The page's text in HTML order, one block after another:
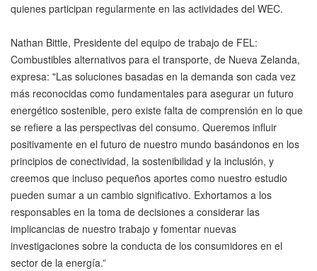
quienes participan regularmente en las actividades del WEC.
Nathan Bittle, Presidente del equipo de trabajo de FEL:
Combustibles alternativos para el transporte, de Nueva Zelanda,
expresa: "Las soluciones basadas en la demanda son cada vez
más reconocidas como fundamentales para asegurar un futuro
energético sostenible, pero existe falta de comprensión en lo que
se refiere a las perspectivas del consumo. Queremos influir
positivamente en el futuro de nuestro mundo basándonos en los
principios de conectividad, la sostenibilidad y la inclusión, y
creemos que incluso pequeños aportes como nuestro estudio
pueden sumar a un cambio significativo. Exhortamos a los
responsables en la toma de decisiones a considerar las
implicancias de nuestro trabajo y fomentar nuevas
investigaciones sobre la conducta de los consumidores en el
sector de la energía.”